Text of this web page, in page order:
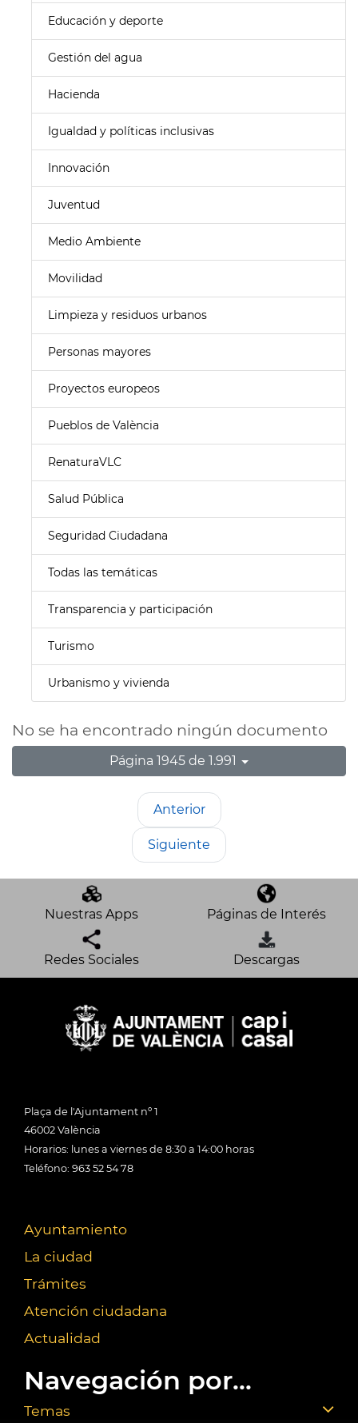
Educación y deporte
Gestión del agua
Hacienda
Igualdad y políticas inclusivas
Innovación
Juventud
Medio Ambiente
Movilidad
Limpieza y residuos urbanos
Personas mayores
Proyectos europeos
Pueblos de València
RenaturaVLC
Salud Pública
Seguridad Ciudadana
Todas las temáticas
Transparencia y participación
Turismo
Urbanismo y vivienda
No se ha encontrado ningún documento
Página 1945 de 1.991
Anterior
Siguiente
Nuestras Apps Páginas de Interés
Redes Sociales Descargas
Plaça de l'Ajuntament nº 1
46002 València
Horarios: lunes a viernes de 8:30 a 14:00 horas
Teléfono: 963 52 54 78
Ayuntamiento
La ciudad
Trámites
Atención ciudadana
Actualidad
Navegación por...
Temas